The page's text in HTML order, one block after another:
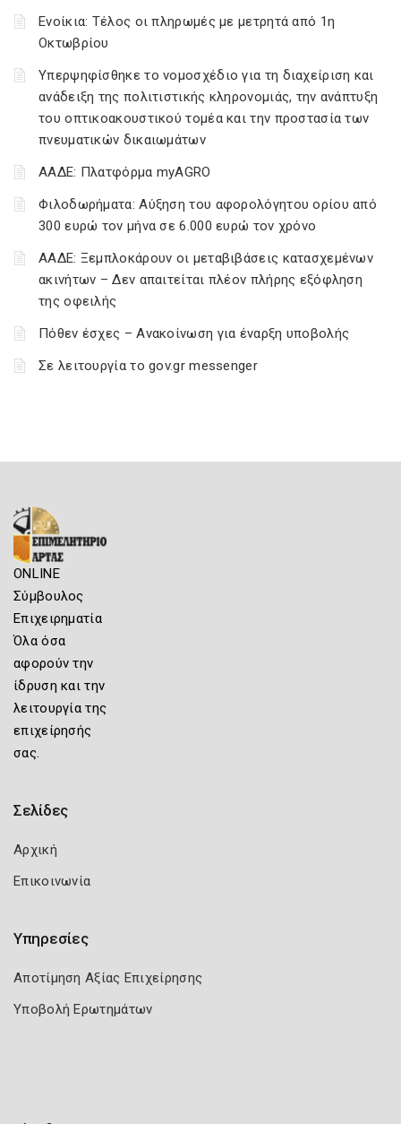
Ενοίκια: Τέλος οι πληρωμές με μετρητά από 1η
Οκτωβρίου
Υπερψηφίσθηκε το νομοσχέδιο για τη διαχείριση και
ανάδειξη της πολιτιστικής κληρονομιάς, την ανάπτυξη
του οπτικοακουστικού τομέα και την προστασία των
πνευματικών δικαιωμάτων
ΑΑΔΕ: Πλατφόρμα myAGRO
Φιλοδωρήματα: Αύξηση του αφορολόγητου ορίου από
300 ευρώ τον μήνα σε 6.000 ευρώ τον χρόνο
ΑΑΔΕ: Ξεμπλοκάρουν οι μεταβιβάσεις κατασχεμένων
ακινήτων – Δεν απαιτείται πλέον πλήρης εξόφληση
της οφειλής
Πόθεν έσχες – Ανακοίνωση για έναρξη υποβολής
Σε λειτουργία το gov.gr messenger
ONLINE
Σύμβουλος
Επιχειρηματία
Όλα όσα
αφορούν την
ίδρυση και την
λειτουργία της
επιχείρησής
σας.
Σελίδες
Αρχική
Επικοινωνία
Υπηρεσίες
Αποτίμηση Αξίας Επιχείρησης
Υποβολή Ερωτημάτων